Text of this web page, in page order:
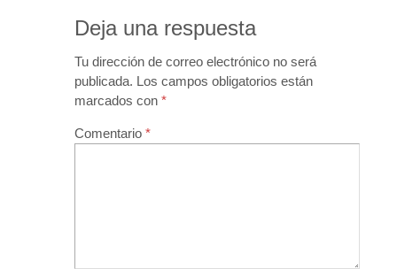
Deja una respuesta
Tu dirección de correo electrónico no será
publicada. Los campos obligatorios están
marcados con *
Comentario *